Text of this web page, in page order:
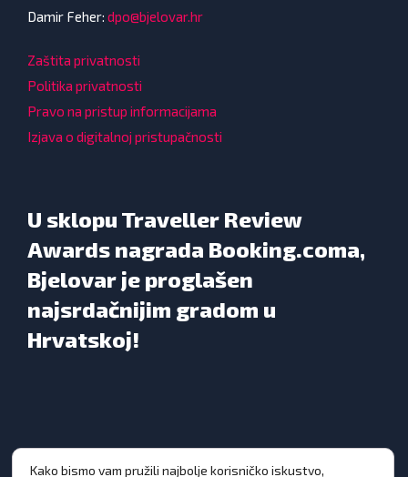
Damir Feher: dpo@bjelovar.hr
Zaštita privatnosti
Politika privatnosti
Pravo na pristup informacijama
Izjava o digitalnoj pristupačnosti
U sklopu Traveller Review
Awards nagrada Booking.coma,
Bjelovar je proglašen
najsrdačnijim gradom u
Hrvatskoj!
Kako bismo vam pružili najbolje korisničko iskustvo,